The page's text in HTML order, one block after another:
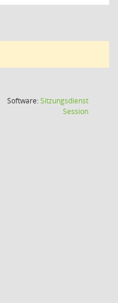
Software:Sitzungsdienst
Session(Wird in